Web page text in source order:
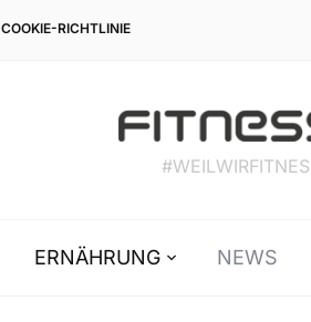
COOKIE-RICHTLINIE
ERNÄHRUNG NEWS